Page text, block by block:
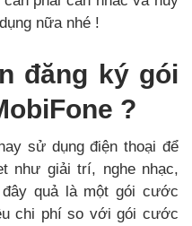
nữa nhé !
đăng ký gói
?
sử dụng điện thoại để
như giải trí, nghe nhạc,
quả là một gói cước
chi phí so với gói cước